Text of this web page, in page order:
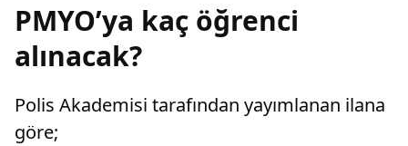
PMYO’ya kaç öğrenci
alınacak?
Polis Akademisi tarafından yayımlanan ilana
göre;